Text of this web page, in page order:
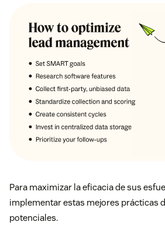
Para maximizar la eficacia de sus
implementar estas mejores prácticas
potenciales.